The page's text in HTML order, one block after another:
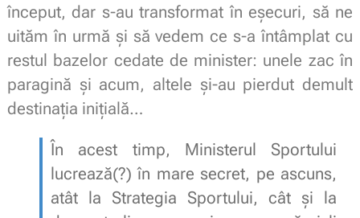
început, dar s-au transformatîn eșecuri, să ne
uităm în urmă și să vedem ce s-aîntâmplat cu
restul bazelor cedate de minister: unele zacîn
paragină și acum, altele și-au pierdut demult
destinația inițială…
În acest timp, Ministerul Sportului
lucrează(?) în mare secret, pe ascuns,
atât la Strategia Sportului, cât și
la